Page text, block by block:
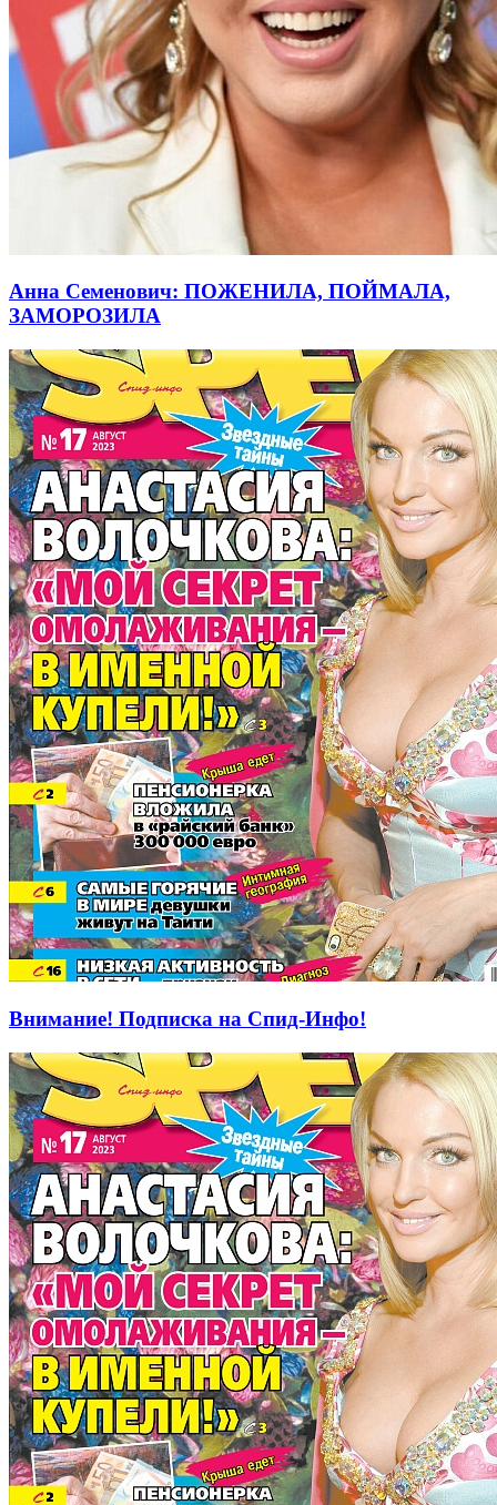
Анна Семенович: ПОЖЕНИЛА, ПОЙМАЛА,
ЗАМОРОЗИЛА
Внимание! Подписка на Спид-Инфо!